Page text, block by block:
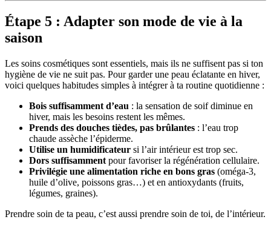
Étape 5 : Adapter son mode de vie à la
saison
Les soins cosmétiques sont essentiels, mais ils ne suffisent pas si ton
hygiène de vie ne suit pas. Pour garder une peau éclatante en hiver,
voici quelques habitudes simples à intégrer à ta routine quotidienne :
Bois suffisamment d’eau : la sensation de soif diminue en
hiver, mais les besoins restent les mêmes.
Prends des douches tièdes, pas brûlantes : l’eau trop
chaude assèche l’épiderme.
Utilise un humidificateur si l’air intérieur est trop sec.
Dors suffisamment pour favoriser la régénération cellulaire.
Privilégie une alimentation riche en bons gras (oméga-3,
huile d’olive, poissons gras…) et en antioxydants (fruits,
légumes, graines).
Prendre soin de ta peau, c’est aussi prendre soin de toi, de l’intérieur.